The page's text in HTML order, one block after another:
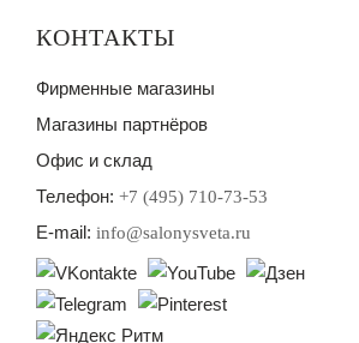
КОНТАКТЫ
Фирменные магазины
Магазины партнёров
Офис и склад
Телефон: +7 (495) 710-73-53
E-mail: info@salonysveta.ru